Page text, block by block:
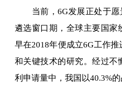
当前，6G发展正处于愿
遴选窗口期，全球主要国家
早在2018年便成立6G工作
和关键技术的研究。经过不
利申请量中，我国以40.3%的